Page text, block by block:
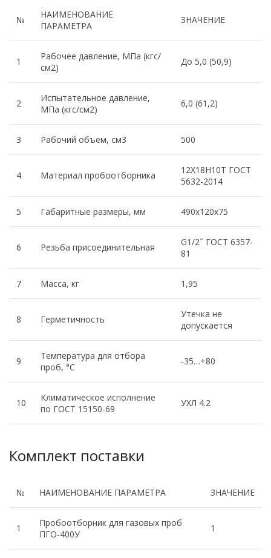
№
НАИМЕНОВАНИЕ
ПАРАМЕТРА
ЗНАЧЕНИЕ
1
Рабочее давление, МПа (кгс/
см2)
До 5,0 (50,9)
2
Испытательное давление,
МПа (кгс/см2)
6,0 (61,2)
3 Рабочий объем, см3 500
4 Материал пробоотборника
12Х18Н10Т ГОСТ
5632-2014
5 Габаритные размеры, мм 490х120х75
6 Резьба присоединительная
G1/2˝ ГОСТ 6357-
81
7 Масса, кг 1,95
8 Герметичность
Утечка не
допускается
9
Температура для отбора
проб, °С
-35…+80
10
Климатическое исполнение
по ГОСТ 15150-69
УХЛ 4.2
Комплект поставки
№ НАИМЕНОВАНИЕ ПАРАМЕТРА ЗНАЧЕНИЕ
1
Пробоотборник для газовых проб
ПГО-400У
1